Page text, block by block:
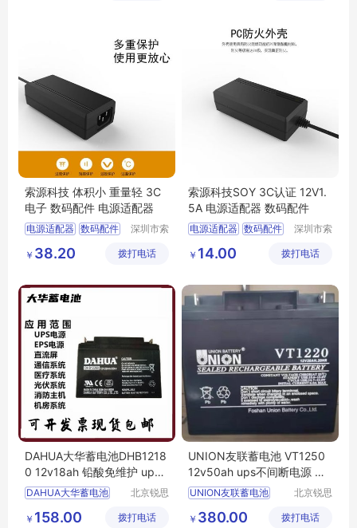
索源科技 体积小 重量轻 3C
电子 数码配件 电源适配器
电源适配器 数码配件
深圳市索
限公司
￥ 38.20 拨打电话
索源科技SOY 3C认证 12V1.
5A 电源适配器 数码配件
电源适配器 数码配件
深圳市索
限公司
￥ 14.00 拨打电话
DAHUA大华蓄电池DHB1218
0 12v18ah 铅酸免维护 ups
不间断电源 正品
DAHUA大华蓄电池
铅酸免维护
北京锐思
技有限公
￥ 158.00 拨打电话
UNION友联蓄电池 VT1250
12v50ah ups不间断电源 消
防主机 医疗设备
UNION友联蓄电池
ups不间断电源
北京锐思
技有限公
￥ 380.00 拨打电话